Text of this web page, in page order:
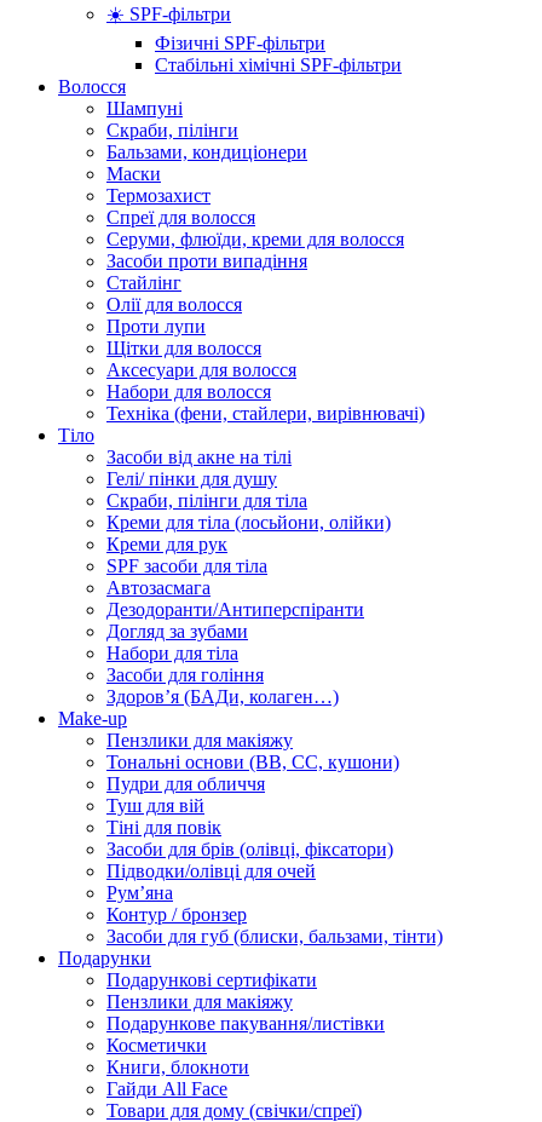
☀️ SPF-фільтри
Фізичні SPF-фільтри
Стабільні хімічні SPF-фільтри
Волосся
Шампуні
Скраби, пілінги
Бальзами, кондиціонери
Маски
Термозахист
Спреї для волосся
Серуми, флюїди, креми для волосся
Засоби проти випадіння
Стайлінг
Олії для волосся
Проти лупи
Щітки для волосся
Аксесуари для волосся
Набори для волосся
Техніка (фени, стайлери, вирівнювачі)
Тіло
Засоби від акне на тілі
Гелі/ пінки для душу
Скраби, пілінги для тіла
Креми для тіла (лосьйони, олійки)
Креми для рук
SPF засоби для тіла
Автозасмага
Дезодоранти/Антиперспіранти
Догляд за зубами
Набори для тіла
Засоби для гоління
Здоровʼя (БАДи, колаген…)
Make-up
Пензлики для макіяжу
Тональні основи (BB, CC, кушони)
Пудри для обличчя
Туш для вій
Тіні для повік
Засоби для брів (олівці, фіксатори)
Підводки/олівці для очей
Румʼяна
Контур / бронзер
Засоби для губ (блиски, бальзами, тінти)
Подарунки
Подарункові сертифікати
Пензлики для макіяжу
Подарункове пакування/листівки
Косметички
Книги, блокноти
Гайди All Face
Товари для дому (свічки/спреї)